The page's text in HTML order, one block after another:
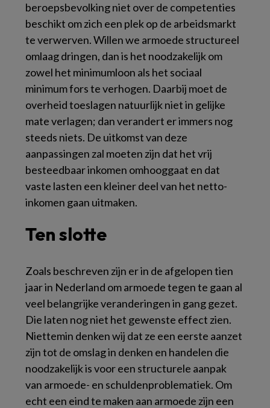
beroepsbevolking niet over de competenties
beschikt om zich een plek op de arbeidsmarkt
te verwerven. Willen we armoede structureel
omlaag dringen, dan is het noodzakelijk om
zowel het minimumloon als het sociaal
minimum fors te verhogen. Daarbij moet de
overheid toeslagen natuurlijk niet in gelijke
mate verlagen; dan verandert er immers nog
steeds niets. De uitkomst van deze
aanpassingen zal moeten zijn dat het vrij
besteedbaar inkomen omhooggaat en dat
vaste lasten een kleiner deel van het netto-
inkomen gaan uitmaken.
Ten slotte
Zoals beschreven zijn er in de afgelopen tien
jaar in Nederland om armoede tegen te gaan al
veel belangrijke veranderingen in gang gezet.
Die laten nog niet het gewenste effect zien.
Niettemin denken wij dat ze een eerste aanzet
zijn tot de omslag in denken en handelen die
noodzakelijk is voor een structurele aanpak
van armoede- en schuldenproblematiek. Om
echt een eind te maken aan armoede zijn een